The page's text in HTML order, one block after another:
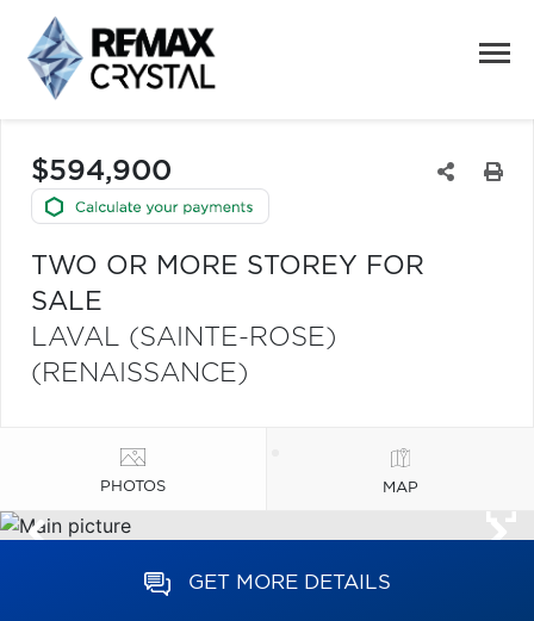
$594,900
TWO OR MORE STOREY FOR
SALE
LAVAL (SAINTE-ROSE)
(RENAISSANCE)
PHOTOS MAP
GET MORE DETAILS